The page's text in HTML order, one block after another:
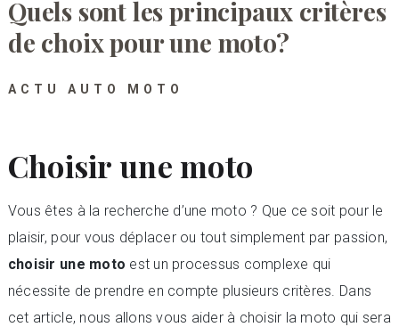
Quels sont les principaux critères
de choix pour une moto?
ACTU AUTO MOTO
Choisir une moto
Vous êtes à la recherche d’une moto ? Que ce soit pour le
plaisir, pour vous déplacer ou tout simplement par passion,
choisir une moto est un processus complexe qui
nécessite de prendre en compte plusieurs critères. Dans
cet article, nous allons vous aider à choisir la moto qui sera